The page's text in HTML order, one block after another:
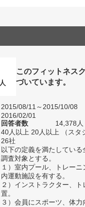
人
このフィットネス
づいています。
2015/08/11～2015/10/08
2016/02/01
回答者数
14,378人
40人以上 20人以上 （スタ
26社
以下の定義を満たしてい
調査対象とする。
１）室内プール、トレー
内運動施設を有する。
２）インストラクター、
置。
３）会員にスポーツ、体